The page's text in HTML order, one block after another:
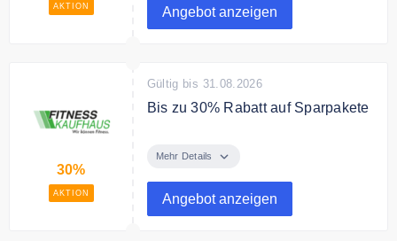
AKTION Angebot.
Angebot anzeigen
30%
AKTION
Gültig bis 31.08.2026
Bis zu 30% Rabatt auf Sparpakete
Sparpakete von Top Marken.
Mehr Details
Angebot anzeigen